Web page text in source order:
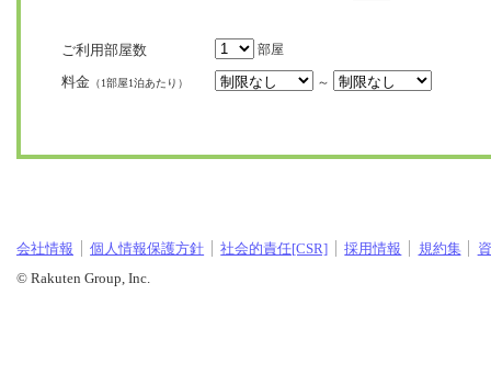
ご利用部屋数 部屋
料金 （1部屋1泊あたり） ～
会社情報 個人情報保護方針 社会的責任[CSR] 採用情報 規約集
© Rakuten Group, Inc.